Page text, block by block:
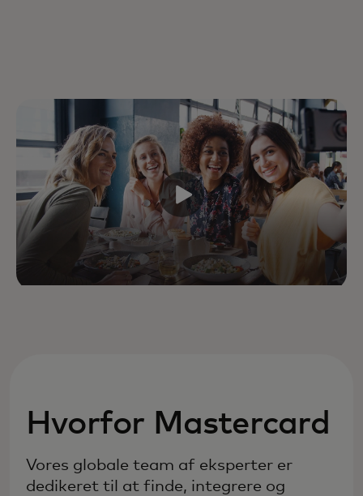
Hvorfor Mastercard
Vores globale team af eksperter er
dedikeret til at finde, integrere og